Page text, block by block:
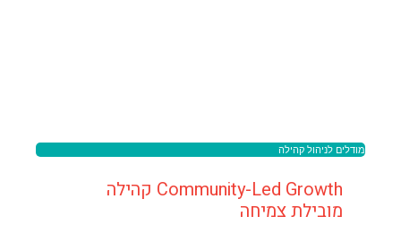
מודלים לניהול קהילה
Community-Led Growth קהילה
מובילת צמיחה